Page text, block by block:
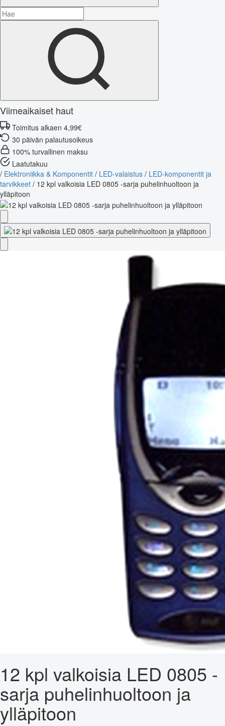
Viimeaikaiset haut
Toimitus alkaen 4,99€
30 päivän palautusoikeus
100% turvallinen maksu
Laatutakuu
/ Elektroniikka & Komponentit / LED-valaistus / LED-komponentit ja
tarvikkeet / 12 kpl valkoisia LED 0805 -sarja puhelinhuoltoon ja
ylläpitoon
12 kpl valkoisia LED 0805 -
sarja puhelinhuoltoon ja
ylläpitoon